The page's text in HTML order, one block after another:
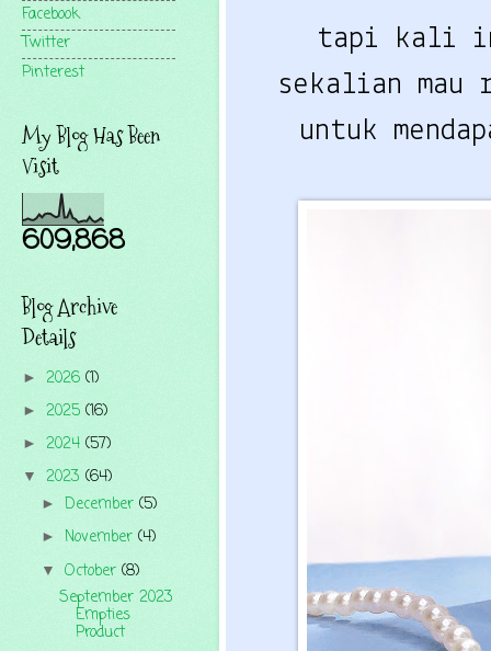
tapi kali
sekalian mau
untuk
Facebook
Twitter
Pinterest
My Blog Has Been
Visit
609,868
Blog Archive
Details
► 2026 (1)
► 2025 (16)
► 2024 (57)
▼ 2023 (64)
► December (5)
► November (4)
▼ October (8)
September 2023
Empties
Product